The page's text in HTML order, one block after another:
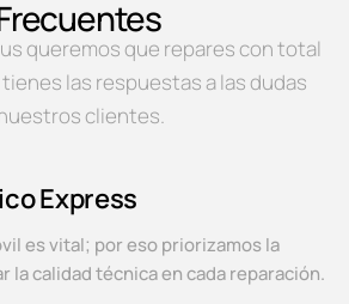
queremos que repares con total
las respuestas a las dudas
clientes.
Express
es vital; por eso priorizamos la
la calidad técnica en cada reparación.